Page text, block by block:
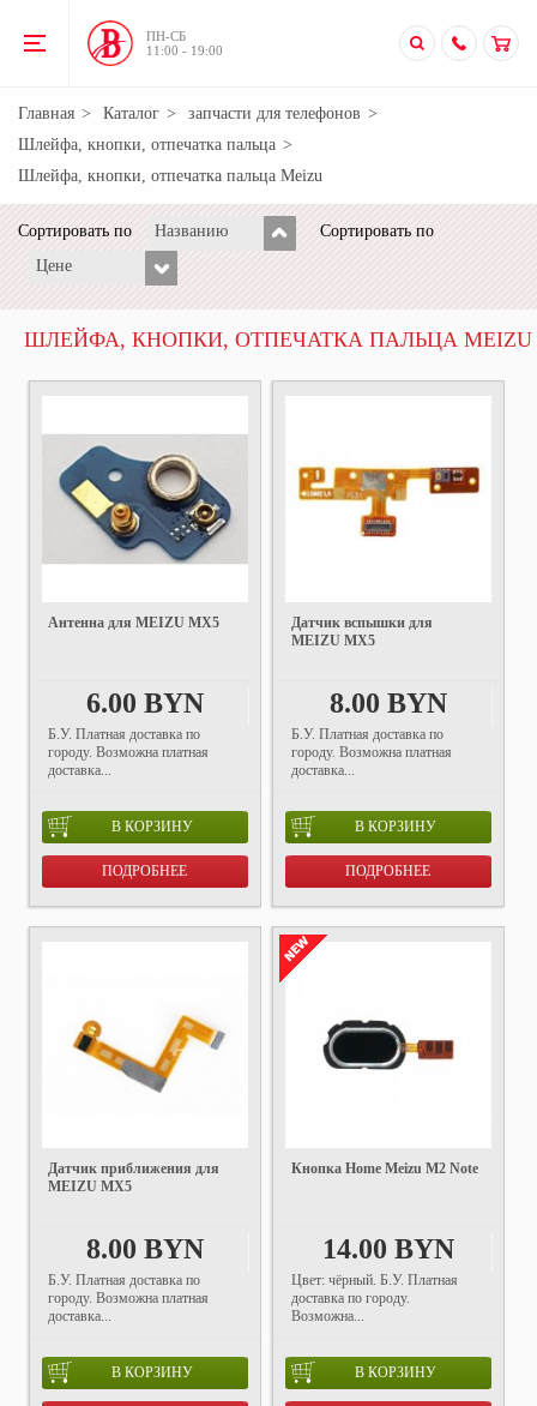
ПН-CБ
11:00 - 19:00
Главная Каталог
запчасти для телефонов
Шлейфа, кнопки, отпечатка пальца
Шлейфа, кнопки, отпечатка пальца Meizu
Сортировать по Названию
Сортировать по
Цене
ШЛЕЙФА, КНОПКИ, ОТПЕЧАТКА ПАЛЬЦА MEIZU
Антенна для MEIZU MX5
6.00 BYN
Б.У. Платная доставка по
городу. Возможна платная
доставка...
В КОРЗИНУ
ПОДРОБНЕЕ
Датчик вспышки для
MEIZU MX5
8.00 BYN
Б.У. Платная доставка по
городу. Возможна платная
доставка...
В КОРЗИНУ
ПОДРОБНЕЕ
Датчик приближения для
MEIZU MX5
8.00 BYN
Б.У. Платная доставка по
городу. Возможна платная
доставка...
В КОРЗИНУ
Кнопка Home Meizu M2 Note
14.00 BYN
Цвет: чёрный. Б.У. Платная
доставка по городу.
Возможна...
В КОРЗИНУ